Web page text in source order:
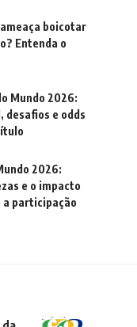
ameaça boicotar
Entenda o
Mundo 2026:
desafios e odds
2026:
e o impacto
a participação